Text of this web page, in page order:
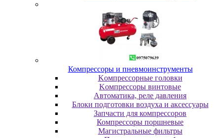
Компрессоры и пневмоинструменты
Koмпpeccopныe гoлoвки
Koмпpeccopы винтoвыe
Автоматика, реле давления
Блоки подготовки воздуха и аксессуары
Запчасти для компрессоров
Компрессоры поршневые
Магистральные фильтры